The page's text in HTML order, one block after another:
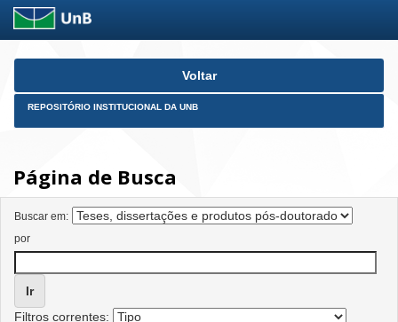
Skip
Voltar
REPOSITÓRIO INSTITUCIONAL DA UNB
Página de Busca
Buscar em:
por
Filtros correntes: